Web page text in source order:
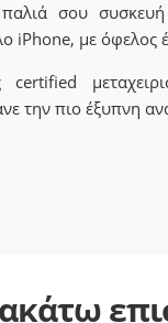
σου
iPhone, με όφελος
την πιο έξυπνη